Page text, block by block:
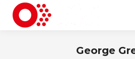
George